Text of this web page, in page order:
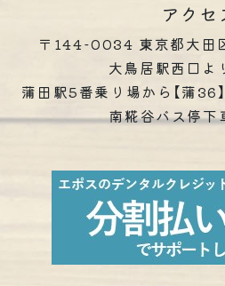
アクセ
〒144-0034 東京都大田
大鳥居駅西口よ
蒲田駅5番乗り場から【蒲36
南糀谷バス停下